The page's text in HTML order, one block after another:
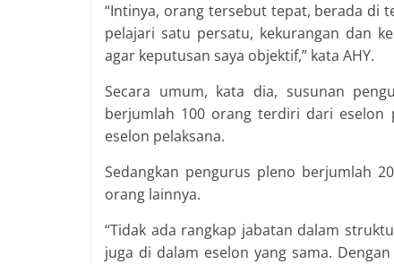
“Intinya, orang tersebut tepat, berada di
pelajari satu persatu, kekurangan dan
agar keputusan saya objektif,” kata AHY.
Secara umum, kata dia, susunan
berjumlah 100 orang terdiri dari eselon
eselon pelaksana.
Sedangkan pengurus pleno berjumlah
orang lainnya.
“Tidak ada rangkap jabatan dalam
juga di dalam eselon yang sama.